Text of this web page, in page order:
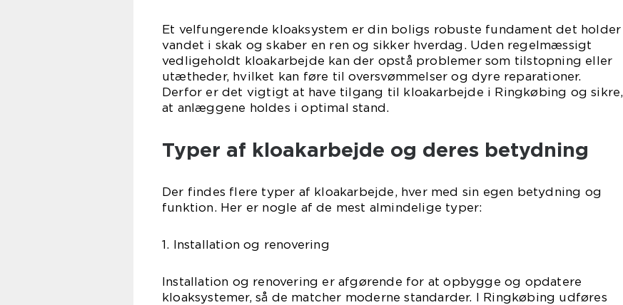
Et velfungerende kloaksystem er din boligs robuste fundament det holder
vandet i skak og skaber en ren og sikker hverdag. Uden regelmæssigt
vedligeholdt kloakarbejde kan der opstå problemer som tilstopning eller
utætheder, hvilket kan føre til oversvømmelser og dyre reparationer.
Derfor er det vigtigt at have tilgang til kloakarbejde i Ringkøbing og sikre,
at anlæggene holdes i optimal stand.
Typer af kloakarbejde og deres betydning
Der findes flere typer af kloakarbejde, hver med sin egen betydning og
funktion. Her er nogle af de mest almindelige typer:
1. Installation og renovering
Installation og renovering er afgørende for at opbygge og opdatere
kloaksystemer, så de matcher moderne standarder. I Ringkøbing udføres